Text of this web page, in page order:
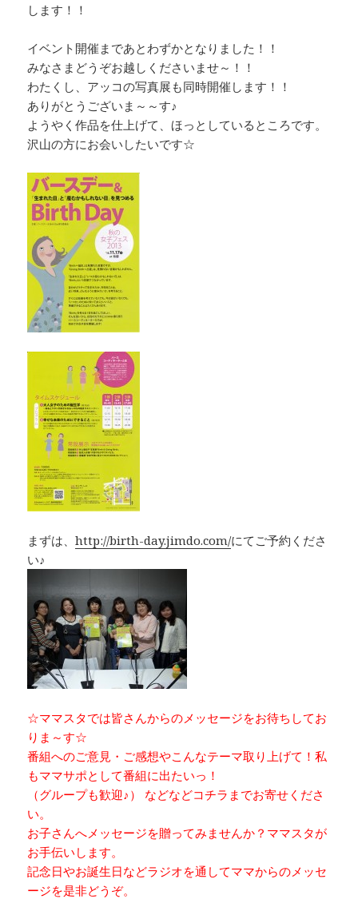
します！！
イベント開催まであとわずかとなりました！！
みなさまどうぞお越しくださいませ～！！
わたくし、アッコの写真展も同時開催します！！
ありがとうございま～～す♪
ようやく作品を仕上げて、ほっとしているところです。
沢山の方にお会いしたいです☆
まずは、http://birth-day.jimdo.com/にてご予約くださ
い♪
☆ママスタでは皆さんからのメッセージをお待ちしてお
りま～す☆
番組へのご意見・ご感想やこんなテーマ取り上げて！私
もママサポとして番組に出たいっ！
（グループも歓迎♪） などなどコチラまでお寄せくださ
い。
お子さんへメッセージを贈ってみませんか？ママスタが
お手伝いします。
記念日やお誕生日などラジオを通してママからのメッセ
ージを是非どうぞ。